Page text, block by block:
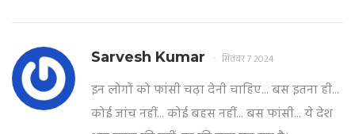
Sarvesh Kumar सितंबर 7 2024
इन लोगों को फांसी चढ़ा देनी चाहिए... बस इतना ही...
कोई जांच नहीं... कोई बहस नहीं... बस फांसी... ये देश